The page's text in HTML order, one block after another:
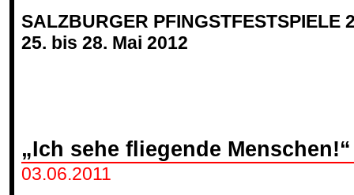
SALZBURGER PFINGSTFESTSPIELE
25. bis 28. Mai 2012
„Ich sehe fliegende Menschen!“
03.06.2011